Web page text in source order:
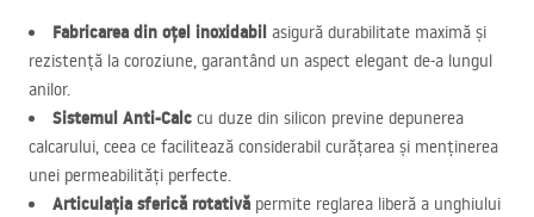
Fabricarea din oțel inoxidabil asigură durabilitate maximă și
rezistență la coroziune, garantând un aspect elegant de-a lungul
anilor.
Sistemul Anti-Calc cu duze din silicon previne depunerea
calcarului, ceea ce facilitează considerabil curățarea și menținerea
unei permeabilități perfecte.
Articulația sferică rotativă permite reglarea liberă a unghiului